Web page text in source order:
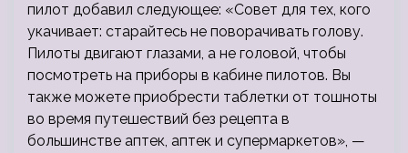
пилот добавил следующее: «Совет для тех, кого
укачивает: старайтесь не поворачивать голову.
Пилоты двигают глазами, а не головой, чтобы
посмотреть на приборы в кабине пилотов. Вы
также можете приобрести таблетки от тошноты
во время путешествий без рецепта в
большинстве аптек, аптек и супермаркетов», —